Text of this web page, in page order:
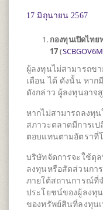
17 มิถุนายน 2567
กองทุนเปิดไท
17(
ผู้ลงทุนไม่สามารถข
เดือน ได้ ดังนั้น หาก
ดังกล่าว ผู้ลงทุนอาจ
หากไม่สามารถลงทุ
สภาวะตลาดมีการเ
ตอบแทนตามอัตราที่
บริษัทจัดการจะใช้ดุ
ลงทุนหรือสัดส่วนกา
ภายใต้สถานการณ์ที่
ประโยชน์ของผู้ลงทุ
ของทรัพย์สินที่ลงทุน